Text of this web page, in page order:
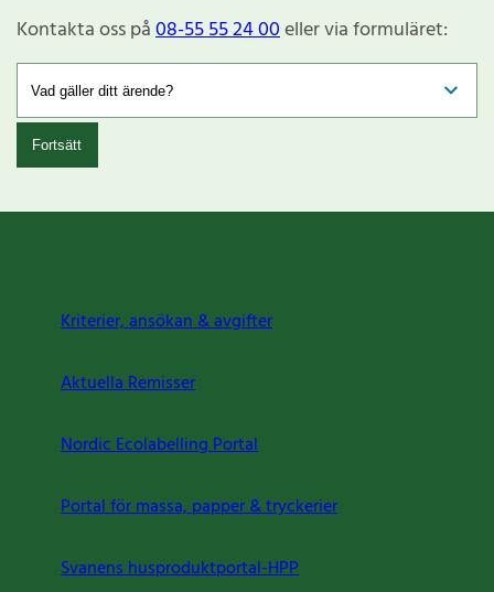
Kontakta oss på08-55 55 24 00eller via formuläret:
Fortsätt
Kriterier, ansökan & avgifter
Aktuella Remisser
Nordic Ecolabelling Portal
Portal för massa, papper & tryckerier
Svanens husproduktportal-HPP